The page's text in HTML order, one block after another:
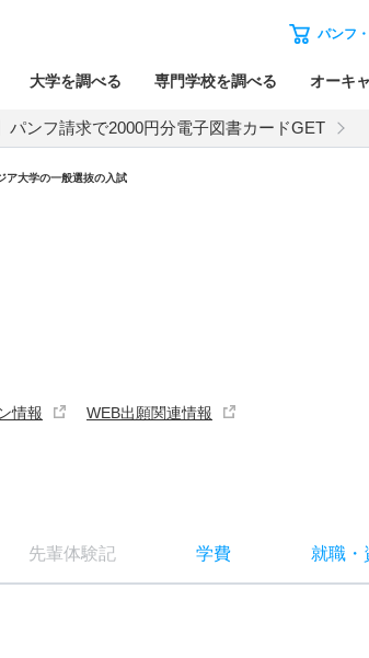
パンフ
大学を調べる 専門学校を調べる オーキ
パンフ請求で2000円分電子図書カードGET
ア大学の一般選抜の入試
情報 WEB出願関連情報
先輩体験記 学費 就職・